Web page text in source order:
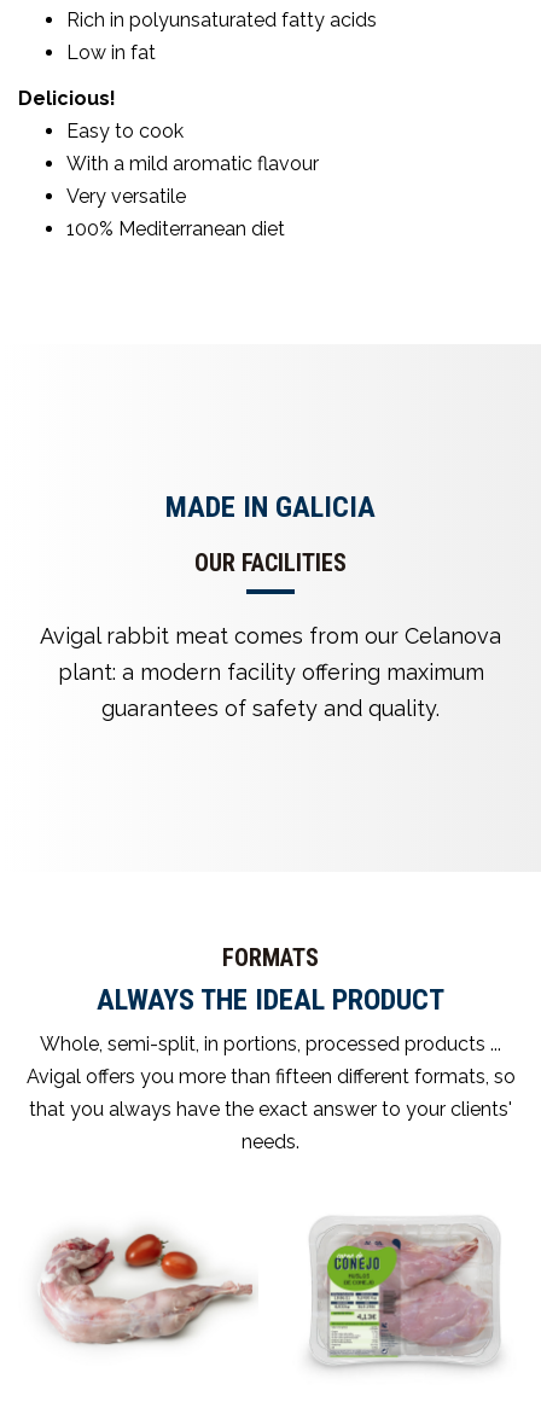
Rich in polyunsaturated fatty acids
Low in fat
Delicious!
Easy to cook
With a mild aromatic flavour
Very versatile
100% Mediterranean diet
MADE IN GALICIA
OUR FACILITIES
Avigal rabbit meat comes from our Celanova
plant: a modern facility offering maximum
guarantees of safety and quality.
FORMATS
ALWAYS THE IDEAL PRODUCT
Whole, semi-split, in portions, processed products ...
Avigal offers you more than fifteen different formats, so
that you always have the exact answer to your clients'
needs.